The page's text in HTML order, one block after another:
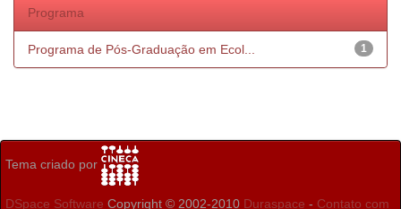
Programa
1
Programa de Pós-Graduação em Ecol...
Tema criado por
DSpace Software Copyright © 2002-2010 Duraspace - Contato com